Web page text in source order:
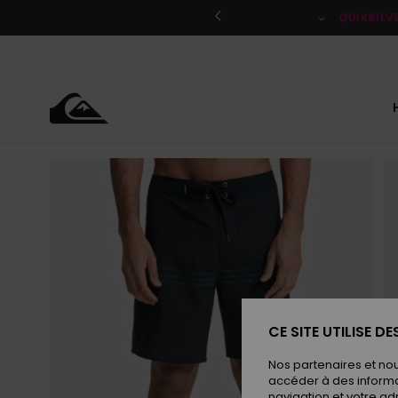
le
CE SITE UTILISE
Nos partenaires et
accéder à des